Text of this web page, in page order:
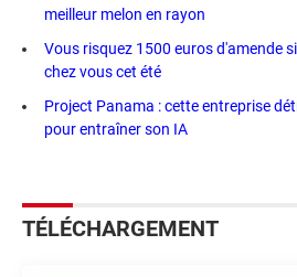
meilleur melon en rayon
Vous risquez 1500 euros d'amende
chez vous cet été
Project Panama : cette entreprise
pour entraîner son IA
TÉLÉCHARGEMENT